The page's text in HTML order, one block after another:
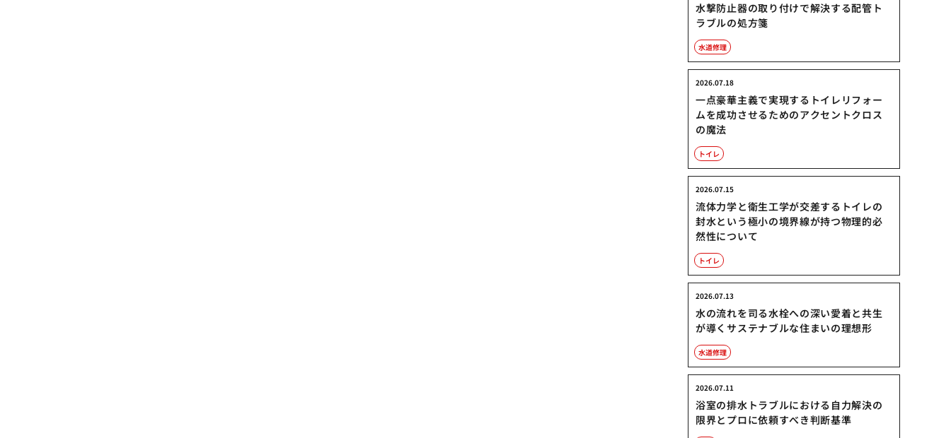
水撃防止器の取り付けで解決する配管ト
ラブルの処方箋
水道修理
一点豪華主義で実現するトイレリフォー
ムを成功させるためのアクセントクロス
の魔法
2026.07.18
トイレ
流体力学と衛生工学が交差するトイレの
封水という極小の境界線が持つ物理的必
然性について
2026.07.15
トイレ
水の流れを司る水栓への深い愛着と共生
が導くサステナブルな住まいの理想形
2026.07.13
水道修理
浴室の排水トラブルにおける自力解決の
限界とプロに依頼すべき判断基準
2026.07.11